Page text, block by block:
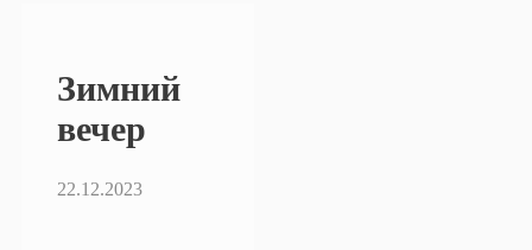
Зимний
вечер
22.12.2023